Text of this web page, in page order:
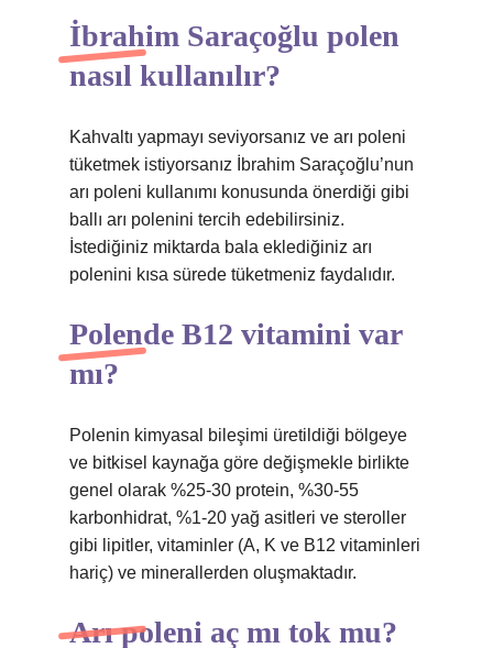
İbrahim Saraçoğlu polen
nasıl kullanılır?
Kahvaltı yapmayı seviyorsanız ve arı poleni
tüketmek istiyorsanız İbrahim Saraçoğlu’nun
arı poleni kullanımı konusunda önerdiği gibi
ballı arı polenini tercih edebilirsiniz.
İstediğiniz miktarda bala eklediğiniz arı
polenini kısa sürede tüketmeniz faydalıdır.
Polende B12 vitamini var
mı?
Polenin kimyasal bileşimi üretildiği bölgeye
ve bitkisel kaynağa göre değişmekle birlikte
genel olarak %25-30 protein, %30-55
karbonhidrat, %1-20 yağ asitleri ve steroller
gibi lipitler, vitaminler (A, K ve B12 vitaminleri
hariç) ve minerallerden oluşmaktadır.
Arı poleni aç mı tok mu?